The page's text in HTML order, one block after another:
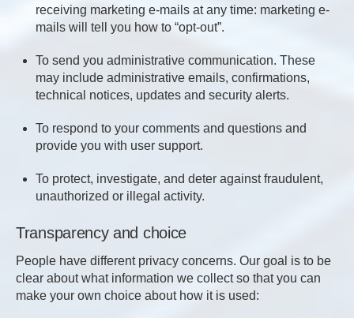
receiving marketing e-mails at any time: marketing e-
mails will tell you how to “opt-out”.
To send you administrative communication. These
may include administrative emails, confirmations,
technical notices, updates and security alerts.
To respond to your comments and questions and
provide you with user support.
To protect, investigate, and deter against fraudulent,
unauthorized or illegal activity.
Transparency and choice
People have different privacy concerns. Our goal is to be
clear about what information we collect so that you can
make your own choice about how it is used: